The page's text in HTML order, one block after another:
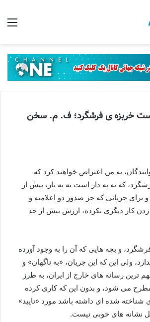
خربزه ی فرشگرد؛ ف. م. سخن
به من اعتراض خواهند کرد که
که نه به دار است نه به بار، بیش از
و برای جریانی که جز صدور دو اعلامیه و
کار دیگری نکرده، ارزش بیش از حد
و بچه هایی که آن را به وجود آورده
ولی این که این جریان، «به ناگهان» و
ترین رسانه های خارج از ایران، به طرز
می شود، و بدون این که کاری کرده
شناخته شده ای داشته باشد مورد «تایید»
نشانه های خوبی نیست.